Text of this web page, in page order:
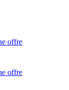
offre
offre